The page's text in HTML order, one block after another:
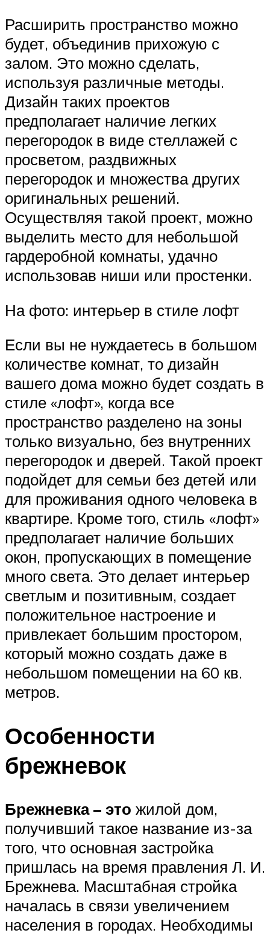
Расширить пространство можно
будет, объединив прихожую с
залом. Это можно сделать,
используя различные методы.
Дизайн таких проектов
предполагает наличие легких
перегородок в виде стеллажей с
просветом, раздвижных
перегородок и множества других
оригинальных решений.
Осуществляя такой проект, можно
выделить место для небольшой
гардеробной комнаты, удачно
использовав ниши или простенки.
На фото: интерьер в стиле лофт
Если вы не нуждаетесь в большом
количестве комнат, то дизайн
вашего дома можно будет создать в
стиле «лофт», когда все
пространство разделено на зоны
только визуально, без внутренних
перегородок и дверей. Такой проект
подойдет для семьи без детей или
для проживания одного человека в
квартире. Кроме того, стиль «лофт»
предполагает наличие больших
окон, пропускающих в помещение
много света. Это делает интерьер
светлым и позитивным, создает
положительное настроение и
привлекает большим простором,
который можно создать даже в
небольшом помещении на 60 кв.
метров.
Особенности
брежневок
Брежневка – это жилой дом,
получивший такое название из-за
того, что основная застройка
пришлась на время правления Л. И.
Брежнева. Масштабная стройка
началась в связи увеличением
населения в городах. Необходимы